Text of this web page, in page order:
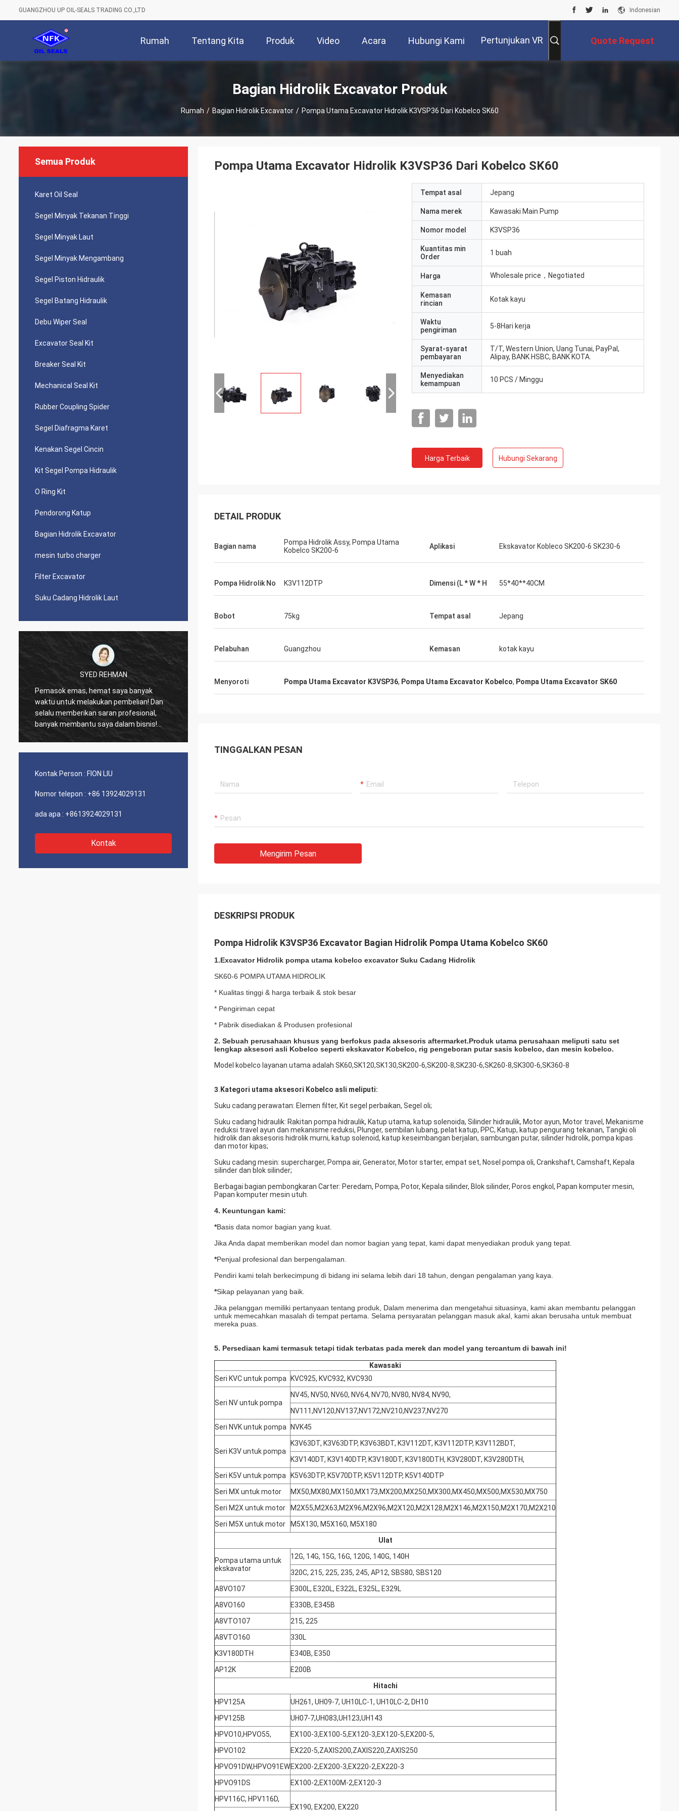
GUANGZHOU UP OIL-SEALS TRADING CO.,LTD Indonesian
Rumah Tentang Kita Produk Video Acara Hubungi Kami Pertunjukan VR Quote Request
Bagian Hidrolik Excavator Produk
Rumah / Bagian Hidrolik Excavator / Pompa Utama Excavator Hidrolik K3VSP36 Dari Kobelco SK60
Semua Produk
Karet Oil Seal
Segel Minyak Tekanan Tinggi
Segel Minyak Laut
Segel Minyak Mengambang
Segel Piston Hidraulik
Segel Batang Hidraulik
Debu Wiper Seal
Excavator Seal Kit
Breaker Seal Kit
Mechanical Seal Kit
Rubber Coupling Spider
Segel Diafragma Karet
Kenakan Segel Cincin
Kit Segel Pompa Hidraulik
O Ring Kit
Pendorong Katup
Bagian Hidrolik Excavator
mesin turbo charger
Filter Excavator
Suku Cadang Hidrolik Laut
SYED REHMAN
Pemasok emas, hemat saya banyak
waktu untuk melakukan pembelian! Dan
selalu memberikan saran profesional,
banyak membantu saya dalam bisnis!
Terima kasih! Semuanya dalam urutan
berkualitas tinggi dan akan menghubungi
Banyak
Kontak Person : FION LIU
Nomor telepon : +86 13924029131
ada apa : +8613924029131
Kontak
Pompa Utama Excavator Hidrolik K3VSP36 Dari Kobelco SK60
Tempat asal Jepang
Nama merek Kawasaki Main Pump
Nomor model K3VSP36
Kuantitas min
Order
1 buah
Harga Wholesale price，Negotiated
Kemasan
rincian
Kotak kayu
Waktu
pengiriman
5-8Hari kerja
Syarat-syarat
pembayaran
T/T, Western Union, Uang Tunai, PayPal,
Alipay, BANK HSBC, BANK KOTA.
Menyediakan
kemampuan
10 PCS / Minggu
Harga Terbaik Hubungi Sekarang
DETAIL PRODUK
Bagian nama
Pompa Hidrolik Assy, Pompa Utama
Kobelco SK200-6
Aplikasi Ekskavator Kobleco SK200-6 SK230-6
Pompa Hidrolik No K3V112DTP Dimensi (L * W * H 55*40**40CM
Bobot 75kg Tempat asal Jepang
Pelabuhan Guangzhou Kemasan kotak kayu
Menyoroti Pompa Utama Excavator K3VSP36, Pompa Utama Excavator Kobelco, Pompa Utama Excavator SK60
TINGGALKAN PESAN
Mengirim Pesan
DESKRIPSI PRODUK
Pompa Hidrolik K3VSP36 Excavator Bagian Hidrolik Pompa Utama Kobelco SK60
1.Excavator Hidrolik pompa utama kobelco excavator Suku Cadang Hidrolik
SK60-6 POMPA UTAMA HIDROLIK
* Kualitas tinggi & harga terbaik & stok besar
* Pengiriman cepat
* Pabrik disediakan & Produsen profesional
2. Sebuah perusahaan khusus yang berfokus pada aksesoris aftermarket.Produk utama perusahaan meliputi satu set
lengkap aksesori asli Kobelco seperti ekskavator Kobelco, rig pengeboran putar sasis kobelco, dan mesin kobelco.
Model kobelco layanan utama adalah SK60,SK120,SK130,SK200-6,SK200-8,SK230-6,SK260-8,SK300-6,SK360-8
3 Kategori utama aksesori Kobelco asli meliputi:
Suku cadang perawatan: Elemen filter, Kit segel perbaikan, Segel oli;
Suku cadang hidraulik: Rakitan pompa hidraulik, Katup utama, katup solenoida, Silinder hidraulik, Motor ayun, Motor travel, Mekanisme
reduksi travel ayun dan mekanisme reduksi, Plunger, sembilan lubang, pelat katup, PPC, Katup, katup pengurang tekanan, Tangki oli
hidrolik dan aksesoris hidrolik murni, katup solenoid, katup keseimbangan berjalan, sambungan putar, silinder hidrolik, pompa kipas
dan motor kipas;
Suku cadang mesin: supercharger, Pompa air, Generator, Motor starter, empat set, Nosel pompa oli, Crankshaft, Camshaft, Kepala
silinder dan blok silinder;
Berbagai bagian pembongkaran Carter: Peredam, Pompa, Potor, Kepala silinder, Blok silinder, Poros engkol, Papan komputer mesin,
Papan komputer mesin utuh.
4. Keuntungan kami:
*Basis data nomor bagian yang kuat.
Jika Anda dapat memberikan model dan nomor bagian yang tepat, kami dapat menyediakan produk yang tepat.
*Penjual profesional dan berpengalaman.
Pendiri kami telah berkecimpung di bidang ini selama lebih dari 18 tahun, dengan pengalaman yang kaya.
*Sikap pelayanan yang baik.
Jika pelanggan memiliki pertanyaan tentang produk, Dalam menerima dan mengetahui situasinya, kami akan membantu pelanggan
untuk memecahkan masalah di tempat pertama. Selama persyaratan pelanggan masuk akal, kami akan berusaha untuk membuat
mereka puas.
5. Persediaan kami termasuk tetapi tidak terbatas pada merek dan model yang tercantum di bawah ini!
Kawasaki
Seri KVC untuk pompa
KVC925, KVC932, KVC930
Seri NV untuk pompa
NV45, NV50, NV60, NV64, NV70, NV80, NV84, NV90,
NV111,NV120,NV137,NV172,NV210,NV237,NV270
Seri NVK untuk pompa
NVK45
Seri K3V untuk pompa
K3V63DT, K3V63DTP, K3V63BDT, K3V112DT, K3V112DTP, K3V112BDT,
K3V140DT, K3V140DTP, K3V180DT, K3V180DTH, K3V280DT, K3V280DTH,
Seri K5V untuk pompa
K5V63DTP, K5V70DTP, K5V112DTP, K5V140DTP
Seri MX untuk motor
MX50,MX80,MX150,MX173,MX200,MX250,MX300,MX450,MX500,MX530,MX750
Seri M2X untuk motor
M2X55,M2X63,M2X96,M2X96,M2X120,M2X128,M2X146,M2X150,M2X170,M2X210
Seri M5X untuk motor
M5X130, M5X160, M5X180
Ulat
Pompa utama untuk
ekskavator
12G, 14G, 15G, 16G, 120G, 140G, 140H
320C, 215, 225, 235, 245, AP12, SBS80, SBS120
A8VO107
E300L, E320L, E322L, E325L, E329L
A8VO160
E330B, E345B
A8VTO107
215, 225
A8VTO160
330L
K3V180DTH
E340B, E350
AP12K
E200B
Hitachi
HPV125A
UH261, UH09-7, UH10LC-1, UH10LC-2, DH10
HPV125B
UH07-7,UH083,UH123,UH143
HPVO10,HPVO55,
EX100-3,EX100-5,EX120-3,EX120-5,EX200-5,
HPVO102
EX220-5,ZAXIS200,ZAXIS220,ZAXIS250
HPVO91DW,HPVO91EWEX200-2,EX200-3,EX220-2,EX220-3
HPVO91DS
EX100-2,EX100M-2,EX120-3
HPV116C, HPV116D,
EX190, EX200, EX220